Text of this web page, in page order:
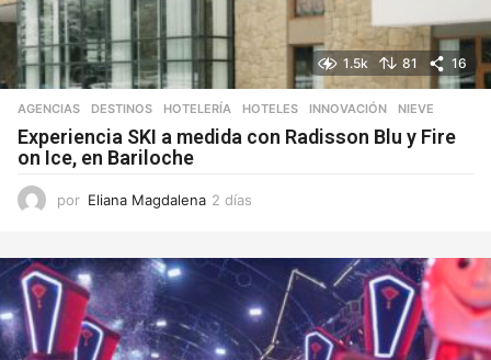
1.5k 81 16
AGENCIAS ,DESTINOS ,HOTELERÍA ,HOTELES ,INNOVACIÓN ,NIEVE
Experiencia SKI a medida con Radisson Blu y Fire
on Ice, en Bariloche
por Eliana Magdalena 2 días
a